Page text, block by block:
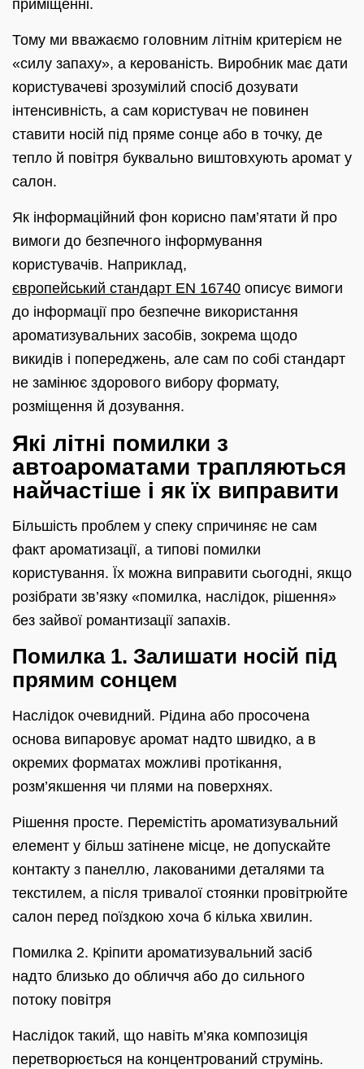
приміщенні.
Тому ми вважаємо головним літнім критерієм не
«силу запаху», а керованість. Виробник має дати
користувачеві зрозумілий спосіб дозувати
інтенсивність, а сам користувач не повинен
ставити носій під пряме сонце або в точку, де
тепло й повітря буквально виштовхують аромат у
салон.
Як інформаційний фон корисно пам’ятати й про
вимоги до безпечного інформування
користувачів. Наприклад,
європейський стандарт EN 16740 описує вимоги
до інформації про безпечне використання
ароматизувальних засобів, зокрема щодо
викидів і попереджень, але сам по собі стандарт
не замінює здорового вибору формату,
розміщення й дозування.
Які літні помилки з
автоароматами трапляються
найчастіше і як їх виправити
Більшість проблем у спеку спричиняє не сам
факт ароматизації, а типові помилки
користування. Їх можна виправити сьогодні, якщо
розібрати зв’язку «помилка, наслідок, рішення»
без зайвої романтизації запахів.
Помилка 1. Залишати носій під
прямим сонцем
Наслідок очевидний. Рідина або просочена
основа випаровує аромат надто швидко, а в
окремих форматах можливі протікання,
розм’якшення чи плями на поверхнях.
Рішення просте. Перемістіть ароматизувальний
елемент у більш затінене місце, не допускайте
контакту з панеллю, лакованими деталями та
текстилем, а після тривалої стоянки провітрюйте
салон перед поїздкою хоча б кілька хвилин.
Помилка 2. Кріпити ароматизувальний засіб
надто близько до обличчя або до сильного
потоку повітря
Наслідок такий, що навіть м’яка композиція
перетворюється на концентрований струмінь.